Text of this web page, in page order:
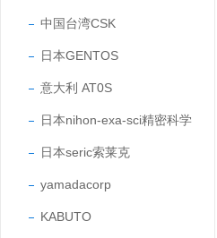
中国台湾CSK
日本GENTOS
意大利 AT0S
日本nihon-exa-sci精密科学
日本seric索莱克
yamadacorp
KABUTO